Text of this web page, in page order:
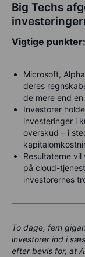
Big Techs
Vigtige punkter:
Microsoft,
deres
de mere end
Investorer
investeringer i
overskud – i
Resultaterne
på cloud-
investorernes
To dage, fem
investorer ind i
efter bevis for, at